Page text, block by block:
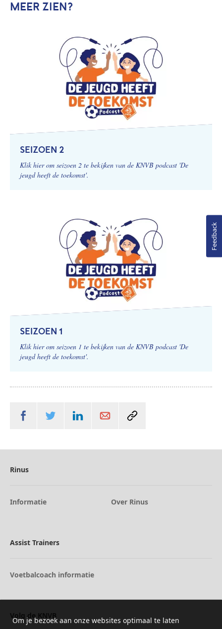
MEER ZIEN?
SEIZOEN 2
Klik hier om seizoen 2 te bekijken van de KNVB podcast 'De
jeugd heeft de toekomst'.
SEIZOEN 1
Klik hier om seizoen 1 te bekijken van de KNVB podcast 'De
jeugd heeft de toekomst'.
Rinus
Informatie Over Rinus
Assist Trainers
Voetbalcoach informatie
Volg de KNVB
Om je bezoek aan onze websites optimaal te laten
Feedback